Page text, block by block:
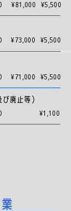
¥81,000 ¥5,500
¥73,000 ¥5,500
¥71,000 ¥5,500
び廃止等）
¥1,100